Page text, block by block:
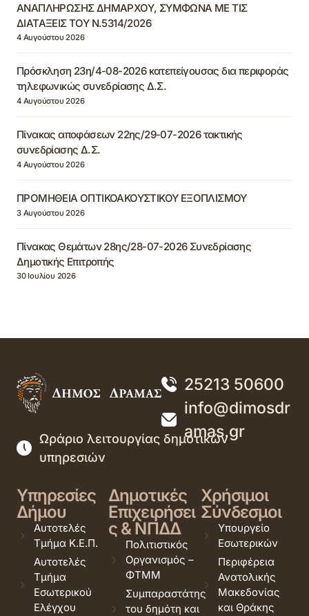
ΑΝΑΠΛΗΡΩΣΗΣ ΔΗΜΑΡΧΟΥ, ΣΥΜΦΩΝΑ ΜΕ ΤΙΣ
ΔΙΑΤΑΞΕΙΣ ΤΟΥ Ν.5314/2026
4 Αυγούστου 2026
Πρόσκληση 23η/4-08-2026 κατεπείγουσας δια περιφοράς
τηλεφωνικώς συνεδρίασης Δ.Σ.
4 Αυγούστου 2026
Πίνακας αποφάσεων 22ης/29-07-2026 τακτικής
συνεδρίασης Δ.Σ.
4 Αυγούστου 2026
ΠΡΟΜΗΘΕΙΑ ΟΠΤΙΚΟΑΚΟΥΣΤΙΚΟΥ ΕΞΟΠΛΙΣΜΟΥ
3 Αυγούστου 2026
Πίνακας Θεμάτων 28ης/28-07-2026 Συνεδρίασης
Δημοτικής Επιτροπής
30 Ιουλίου 2026
25213 50600
info@dimosdr
amas.gr
Ωράριο λειτουργίας δημοτικών
υπηρεσιών
Υπηρεσίες
Δήμου
Αυτοτελές
Τμήμα Κ.Ε.Π.
Αυτοτελές
Τμήμα
Εσωτερικού
Ελέγχου
Δημοτικές
Επιχειρήσει
ς & ΝΠΔΔ
Πολιτιστικός
Οργανισμός –
ΦΤΜΜ
Συμπαραστάτης
του δημότη και
Χρήσιμοι
Σύνδεσμοι
Υπουργείο
Εσωτερικών
Περιφέρεια
Ανατολικής
Μακεδονίας
και Θράκης